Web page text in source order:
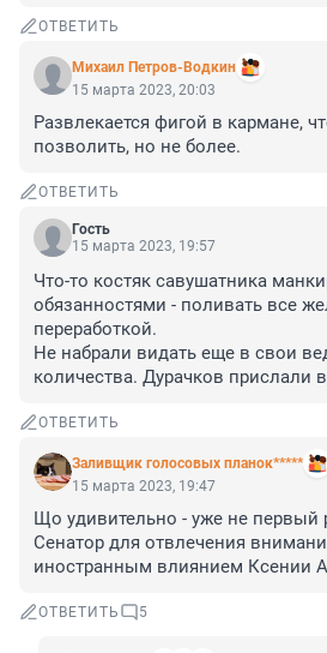
ОТВЕТИТЬ
Михаил Петров-Водкин
15 марта 2023, 20:03
Развлекается фигой в кармане,
позволить, но не более.
ОТВЕТИТЬ
Гость
15 марта 2023, 19:57
Что-то костяк савушатника
обязанностями - поливать все
переработкой.
Не набрали видать еще в свои
количества. Дурачков прислали
ОТВЕТИТЬ
Заливщик голосовых планок*****
15 марта 2023, 19:47
Що удивительно - уже не первый
Сенатор для отвлечения
иностранным влиянием Ксении
ОТВЕТИТЬ 5